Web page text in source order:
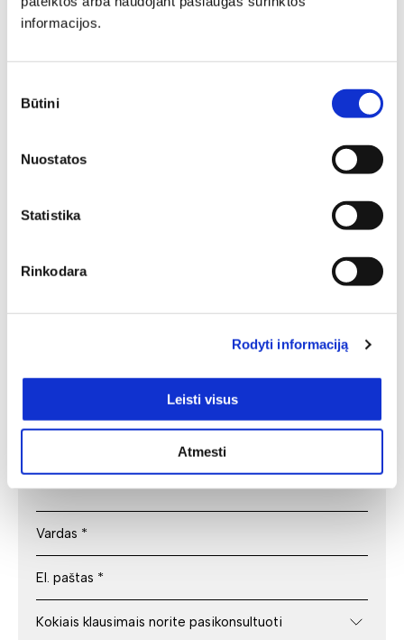
informacijos.
pasirinkimas
Būtini
Nuostatos
Statistika
Rinkodara
Rodyti informaciją
Leisti visus
Atmesti
Individuali
specialisto
konsultacija
Deinavos baldų specialistai puikiai išmanantys ir
Padėsim parengti planus iš išmatavimus geriausiam
rezultatui pasiekti.